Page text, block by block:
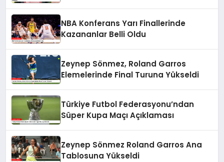
NBA Konferans Yarı Finallerinde
Kazananlar Belli Oldu
Zeynep Sönmez, Roland Garros
Elemelerinde Final Turuna Yükseldi
Türkiye Futbol Federasyonu’ndan
Süper Kupa Maçı Açıklaması
Zeynep Sönmez Roland Garros Ana
Tablosuna Yükseldi